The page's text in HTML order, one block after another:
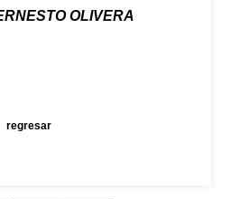
OLIVERA
regresar